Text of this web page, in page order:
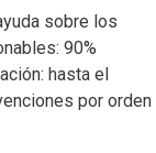
sobre los
90%
hasta el
por orden